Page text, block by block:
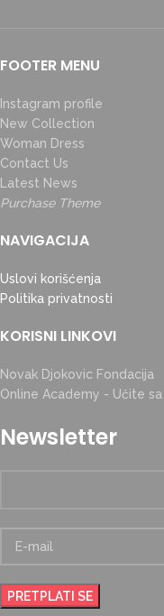
FOOTER MENU
Instagram profile
New Collection
Woman Dress
Contact Us
Latest News
Purchase Theme
NAVIGACIJA
Uslovi korišćenja
Politika privatnosti
KORISNI LINKOVI
Novak Djokovic Fondacija
Online Academy - Učite
Newsletter